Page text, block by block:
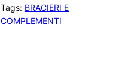
Tags: BRACIERI E
COMPLEMENTI